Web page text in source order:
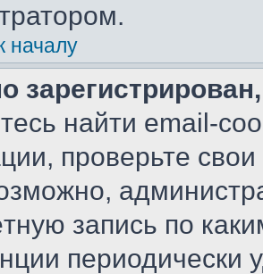
началу
найти email-
проверьте
запись по
периодически